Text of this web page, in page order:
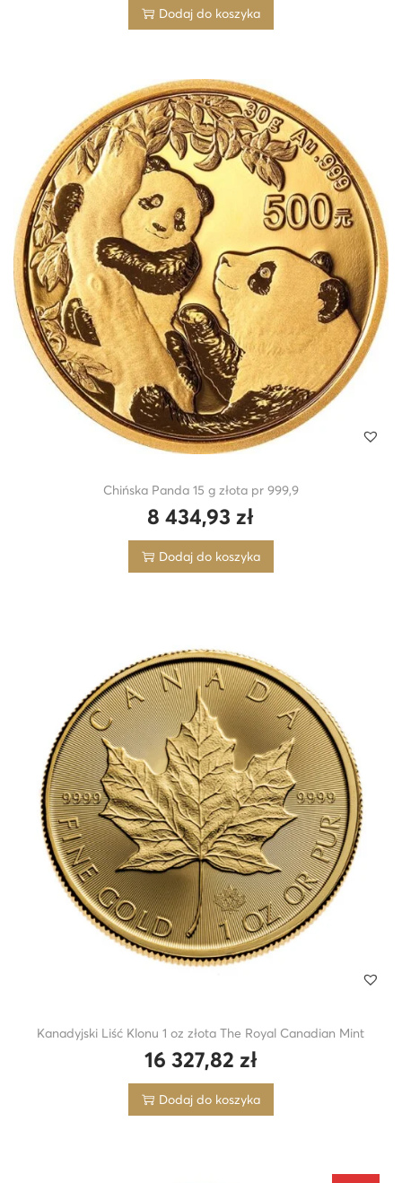
Dodaj do koszyka
Chińska Panda 15 g złota pr 999,9
8 434,93zł
Dodaj do koszyka
Kanadyjski Liść Klonu 1 oz złota The Royal Canadian Mint
16 327,82 zł
Dodaj do koszyka